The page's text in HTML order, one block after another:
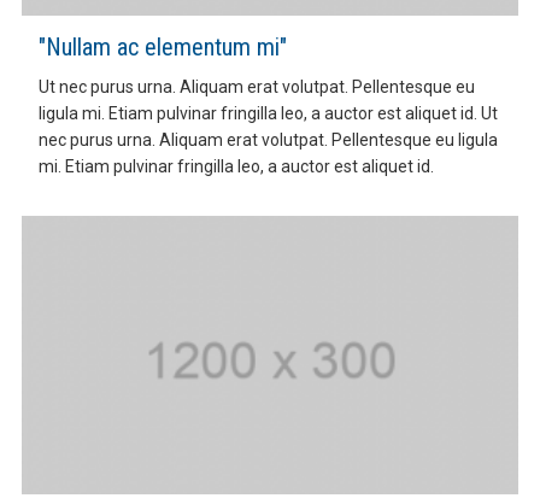
"Nullam ac elementum mi"
Ut nec purus urna. Aliquam erat volutpat. Pellentesque eu
ligula mi. Etiam pulvinar fringilla leo, a auctor est aliquet id. Ut
nec purus urna. Aliquam erat volutpat. Pellentesque eu ligula
mi. Etiam pulvinar fringilla leo, a auctor est aliquet id.